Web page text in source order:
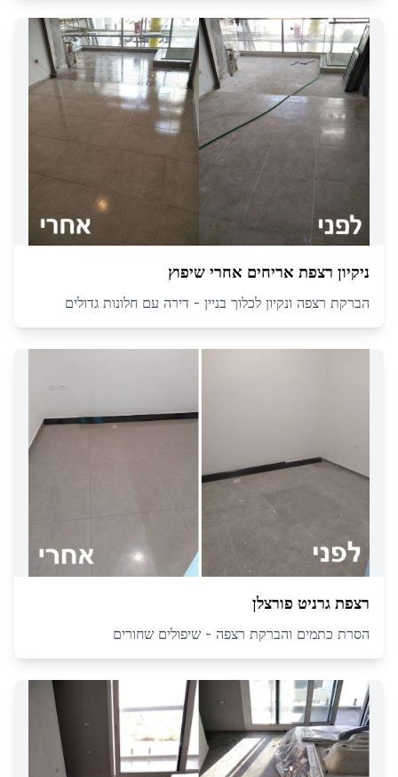
ניקיון רצפת אריחים אחרי שיפוץ
הברקת רצפה ונקיון לכלוך בניין - דירה עם חלונות גדולים
רצפת גרניט פורצלן
הסרת כתמים והברקת רצפה - שיפולים שחורים